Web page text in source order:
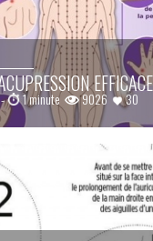
- 1 minute 9026 30